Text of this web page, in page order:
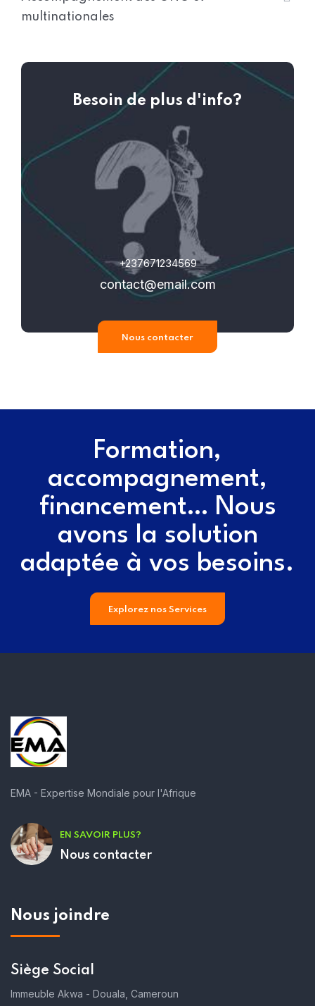
multinationales
Besoin de plus d'info?
+237671234569
contact@email.com
Nous contacter
Formation,
accompagnement,
financement… Nous
avons la solution
adaptée à vos besoins.
Explorez nos Services
EMA - Expertise Mondiale pour l'Afrique
EN SAVOIR PLUS?
Nous contacter
Nous joindre
Siège Social
Immeuble Akwa - Douala, Cameroun